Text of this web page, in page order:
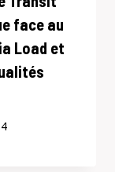
face au
Load et